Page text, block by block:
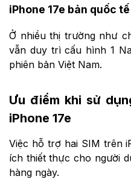
iPhone 17e bản quốc
Ở nhiều thị trường như
vẫn duy trì cấu hình 1
phiên bản Việt Nam.
Ưu điểm khi sử
iPhone 17e
Việc hỗ trợ hai SIM trên
ích thiết thực cho người
hàng ngày.